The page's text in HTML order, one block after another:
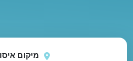
שוב
מיקום